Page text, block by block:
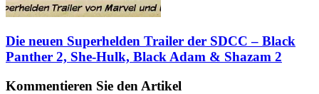
Die neuen Superhelden Trailer der SDCC – Black
Panther 2, She-Hulk, Black Adam & Shazam 2
Kommentieren Sie den Artikel